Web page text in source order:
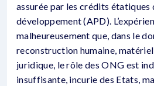
assurée par les crédits étatiques
développement (APD).
malheureusement que, dans le
reconstruction humaine,
juridique, le rôle des ONG est
insuffisante, incurie des Etats,